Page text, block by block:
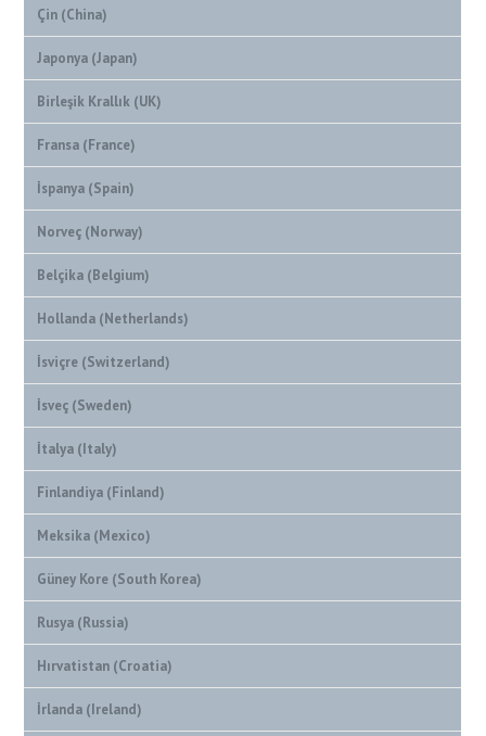
Çin (China)
Japonya (Japan)
Birleşik Krallık (UK)
Fransa (France)
İspanya (Spain)
Norveç (Norway)
Belçika (Belgium)
Hollanda (Netherlands)
İsviçre (Switzerland)
İsveç (Sweden)
İtalya (Italy)
Finlandiya (Finland)
Meksika (Mexico)
Güney Kore (South Korea)
Rusya (Russia)
Hırvatistan (Croatia)
İrlanda (Ireland)